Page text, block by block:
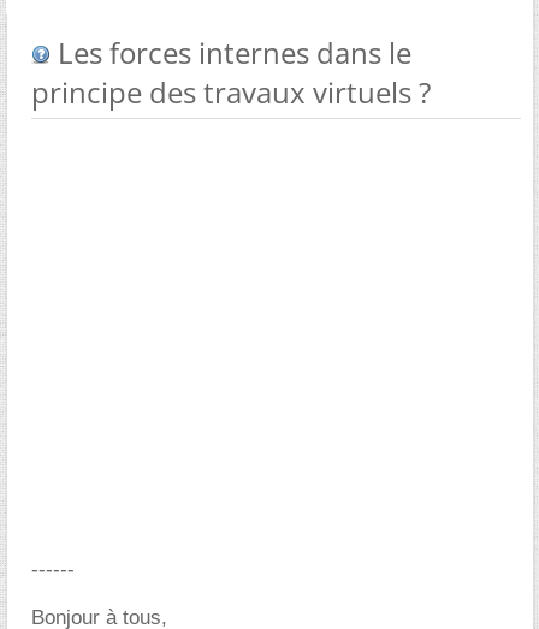
Les forces internes dans le
principe des travaux virtuels ?
------
Bonjour à tous,